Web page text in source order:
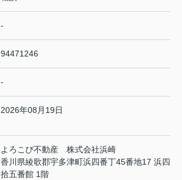
-
94471246
-
2026年08月19日
よろこび不動産 株式会社浜崎
香川県綾歌郡宇多津町浜四番丁45番地17 浜四
拾五番館 1階